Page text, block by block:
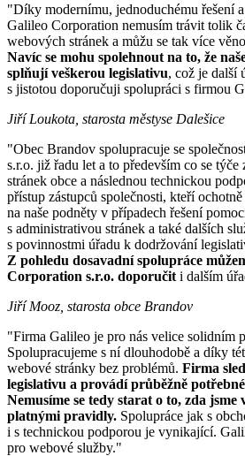
"Díky modernímu, jednoduchému řešení
Galileo Corporation nemusím trávit tolik
webových stránek a můžu se tak více
Navíc se mohu spolehnout na to, že
splňují veškerou legislativu, což je další
s jistotou doporučuji spolupráci s firmou
Jiří Loukota, starosta městyse Dalešice
"Obec Brandov spolupracuje se
s.r.o. již řadu let a to především co se
stránek obce a následnou technickou
přístup zástupců společnosti, kteří
na naše podněty v případech řešení
s administrativou stránek a také dalších
s povinnostmi úřadu k dodržování
Z pohledu dosavadní spolupráce
Corporation s.r.o. doporučit i dalším
Jiří Mooz, starosta obce Brandov
"Firma Galileo je pro nás velice solidním
Spolupracujeme s ní dlouhodobě a díky
webové stránky bez problémů. Firma
legislativu a provádí průběžně
Nemusíme se tedy starat o to, zda jsme
platnými pravidly. Spolupráce jak s
i s technickou podporou je vynikající.
pro webové služby."